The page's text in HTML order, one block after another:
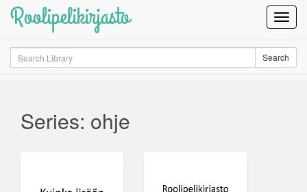
Roolipelikirjasto
Search Search
Series: ohje